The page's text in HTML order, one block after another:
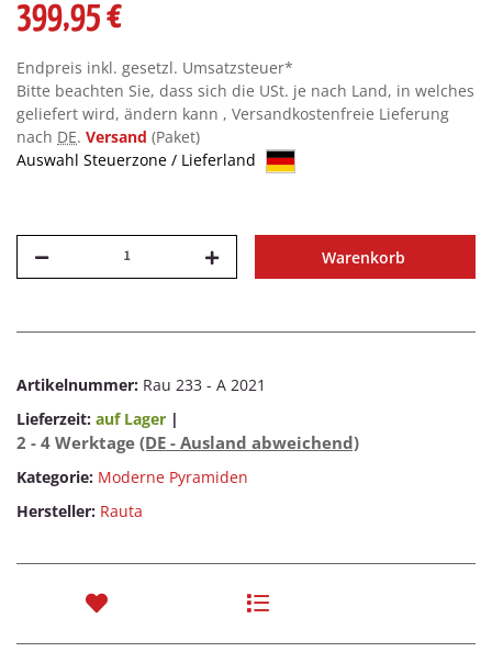
399,95 €
Endpreis inkl. gesetzl. Umsatzsteuer*
Bitte beachten Sie, dass sich die USt. je nach Land, in welches
geliefert wird, ändern kann , Versandkostenfreie Lieferung
nach DE. Versand (Paket)
Auswahl Steuerzone / Lieferland
Warenkorb
Artikelnummer: Rau 233 - A 2021
Lieferzeit: auf Lager |
2 - 4 Werktage (DE - Ausland abweichend)
Kategorie: Moderne Pyramiden
Hersteller: Rauta